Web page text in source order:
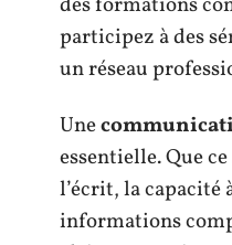
participez à des
un réseau
Une
essentielle. Que
l’écrit, la capacité
informations